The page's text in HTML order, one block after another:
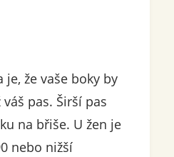
je, že vaše boky by
pas. Širší pas
na břiše. U žen je
nebo nižší